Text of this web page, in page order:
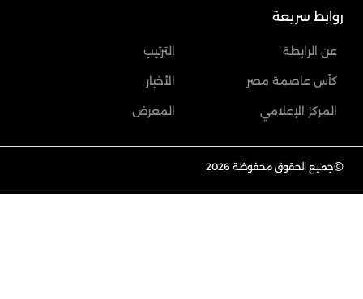
روابط سريعة
عن الرابطة الترتيب
كأس عاصمة مصر الأخبار
المركز الإعلامي المعرض
©جميع الحقوق محفوظة 2026